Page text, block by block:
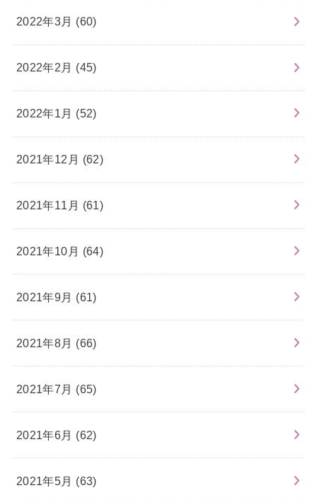
2022年3月 (60)
2022年2月 (45)
2022年1月 (52)
2021年12月 (62)
2021年11月 (61)
2021年10月 (64)
2021年9月 (61)
2021年8月 (66)
2021年7月 (65)
2021年6月 (62)
2021年5月 (63)